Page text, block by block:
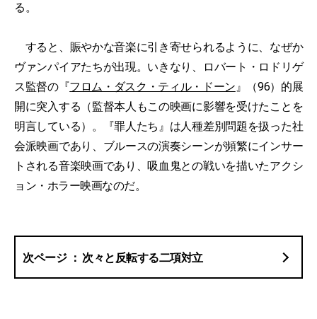
る。
すると、賑やかな音楽に引き寄せられるように、なぜか
ヴァンパイアたちが出現。いきなり、ロバート・ロドリゲ
ス監督の『フロム・ダスク・ティル・ドーン』（96）的展
開に突入する（監督本人もこの映画に影響を受けたことを
明言している）。『罪人たち』は人種差別問題を扱った社
会派映画であり、ブルースの演奏シーンが頻繁にインサー
トされる音楽映画であり、吸血鬼との戦いを描いたアクシ
ョン・ホラー映画なのだ。
次々と反転する二項対立